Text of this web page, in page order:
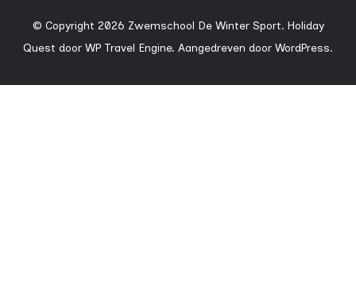
© Copyright 2026 Zwemschool De Winter Sport. Holiday
Quest door WP Travel Engine. Aangedreven door WordPress.